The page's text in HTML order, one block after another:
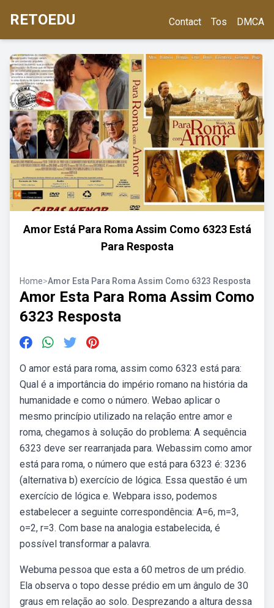
RETOEDU Contact Tos DMCA
Amor Está Para Roma Assim Como 6323 Está
Para Resposta
Home>Amor Esta Para Roma Assim Como 6323 Resposta
Amor Esta Para Roma Assim Como
6323 Resposta
O amor está para roma, assim como 6323 está para:
Qual é a importância do império romano na história da
humanidade e como o número. Webao aplicar o
mesmo princípio utilizado na relação entre amor e
roma, chegamos à solução do problema: A sequência
6323 deve ser rearranjada para. Webassim como amor
está para roma, o número que está para 6323 é: 3236
(alternativa b) exercício de lógica. Essa questão é um
exercício de lógica e. Webpara isso, podemos
estabelecer a seguinte correspondência: A=6, m=3,
o=2, r=3. Com base na analogia estabelecida, é
possível transformar a palavra.
Webuma pessoa que esta a 60 metros de um prédio.
Ela observa o topo desse prédio em um ângulo de 30
graus em relação ao solo. Desprezando a altura dessa